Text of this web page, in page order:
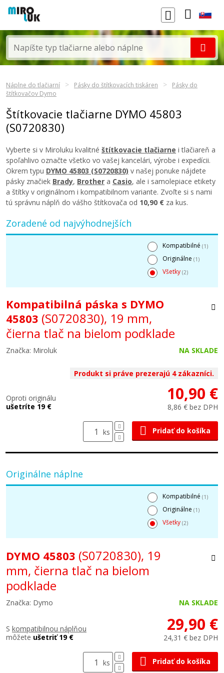
Náplne do tlačiarní Pásky do štítkovacích tiskáren
Pásky do
štítkovačov Dymo
Štítkovacie tlačiarne DYMO 45803
(S0720830)
Vyberte si v Miroluku kvalitné štítkovacie tlačiarne i tlačiareň a
spoľahlivo označte všetko vo vašej kancelári, výrobe i expedícii.
Okrem typu DYMO 45803 (S0720830) v našej ponuke nájdete
pásky značiek Brady, Brother a Casio, ale i samolepiace etikety
a štítky v originálnom i kompatibilnom variante. Zvoľte si s nami
tú správnu náplň do vášho štítkovača od 10,90 € za kus.
Zoradené od najvýhodnejších
Kompatibilné (1)
Originálne (1)
Všetky (2)
Kompatibilná páska s DYMO
45803 (S0720830), 19 mm,
čierna tlač na bielom podklade
Značka: Miroluk NA SKLADE
Produkt si práve prezerajú 4 zákazníci.
Oproti originálu
ušetríte 19 €
10,90 €
8,86 € bez DPH
ks Pridať do košíka
Originálne náplne
Kompatibilné (1)
Originálne (1)
Všetky (2)
DYMO 45803 (S0720830), 19
mm, čierna tlač na bielom
podklade
Značka: Dymo NA SKLADE
S kompatibilnou náplňou
môžete ušetriť 19 €
29,90 €
24,31 € bez DPH
ks Pridať do košíka